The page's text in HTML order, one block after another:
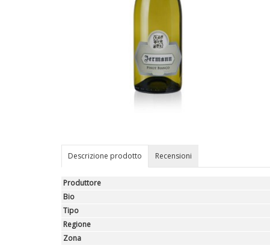
Descrizione prodotto Recensioni
Produttore
Bio
Tipo
Regione
Zona